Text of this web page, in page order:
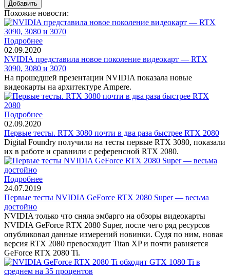
Похожие новости:
Подробнее
02.09.2020
NVIDIA представила новое поколение видеокарт — RTX
3090, 3080 и 3070
На прошедшей презентации NVIDIA показала новые
видеокарты на архитектуре Ampere.
Подробнее
02.09.2020
Первые тесты. RTX 3080 почти в два раза быстрее RTX 2080
Digital Foundry получили на тесты первые RTX 3080, показали
их в работе и сравнили с референсной RTX 2080.
Подробнее
24.07.2019
Первые тесты NVIDIA GeForce RTX 2080 Super — весьма
достойно
NVIDIA только что сняла эмбарго на обзоры видеокарты
NVIDIA GeForce RTX 2080 Super, после чего ряд ресурсов
опубликовал данные измерений новинки. Судя по ним, новая
версия RTX 2080 превосходит Titan XP и почти равняется
GeForce RTX 2080 Ti.